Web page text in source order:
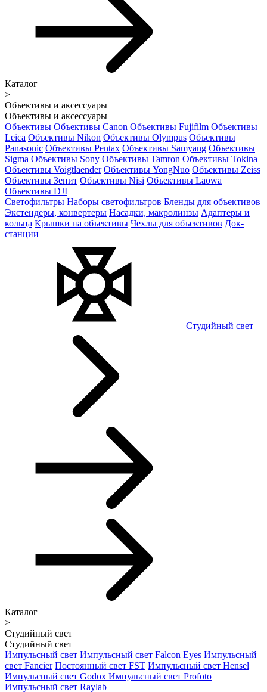
Каталог
>
Объективы и аксессуары
Объективы и аксессуары
Объективы Объективы Canon Объективы Fujifilm Объективы
Leica Объективы Nikon Объективы Olympus Объективы
Panasonic Объективы Pentax Объективы Samyang Объективы
Sigma Объективы Sony Объективы Tamron Объективы Tokina
Объективы Voigtlaender Объективы YongNuo Объективы Zeiss
Объективы Зенит Объективы Nisi Объективы Laowa
Объективы DJI
Светофильтры Наборы светофильтров Бленды для объективов
Экстендеры, конвертеры Насадки, макролинзы Адаптеры и
кольца Крышки на объективы Чехлы для объективов Док-
станции
Студийный свет
Каталог
>
Студийный свет
Студийный свет
Импульсный свет Импульсный свет Falcon Eyes Импульсный
свет Fancier Постоянный свет FST Импульсный свет Hensel
Импульсный свет Godox Импульсный свет Profoto
Импульсный свет Raylab